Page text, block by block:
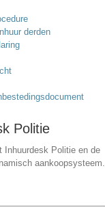
derden
Politie
Inhuurdesk Politie en de
aankoopsysteem.